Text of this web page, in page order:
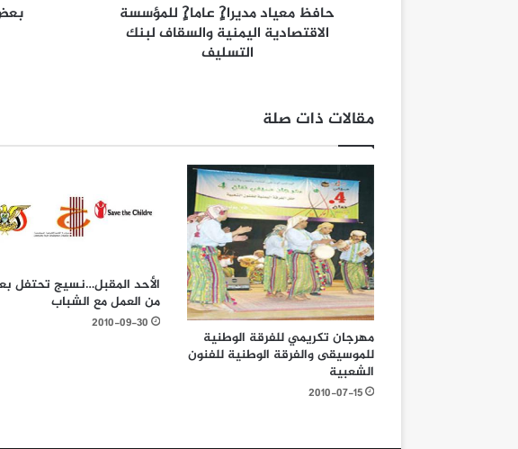
حافظ معياد مديرا?ٍ عاما?ٍ للمؤسسة
الاقتصادية اليمنية والسقاف لبنك
التسليف
مقالات ذات صلة
مهرجان تكريمي للفرقة الوطنية
للموسيقى والفرقة الوطنية للفنون
الشعبية
2010-07-15
الأحد المقبل…نسيج تحتفل
من العمل مع الشباب
2010-09-30